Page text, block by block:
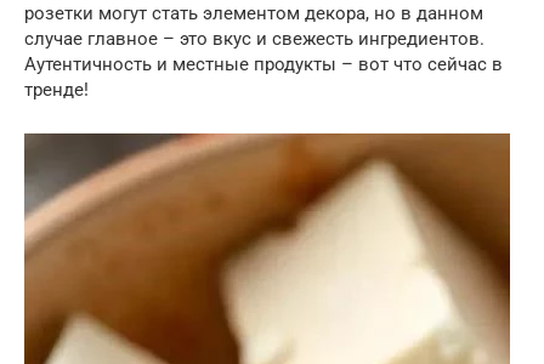
розетки могут стать элементом декора, но в данном
случае главное – это вкус и свежесть ингредиентов.
Аутентичность и местные продукты – вот что сейчас в
тренде!